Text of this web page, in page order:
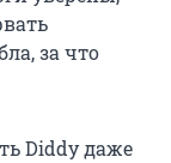
за что
Diddy даже